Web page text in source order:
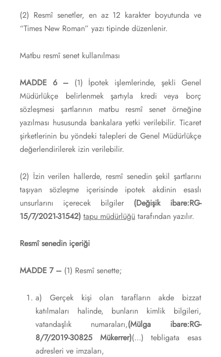
(2) Resmî senetler, en az 12 karakter boyutunda ve
“Times New Roman” yazı tipinde düzenlenir.
Matbu resmî senet kullanılması
MADDE 6 – (1) İpotek işlemlerinde, şekli Genel
Müdürlükçe belirlenmek şartıyla kredi veya borç
sözleşmesi şartlarının matbu resmî senet örneğine
yazılması hususunda bankalara yetki verilebilir. Ticaret
şirketlerinin bu yöndeki talepleri de Genel Müdürlükçe
değerlendirilerek izin verilebilir.
(2) İzin verilen hallerde, resmî senedin şekil şartlarını
taşıyan sözleşme içerisinde ipotek akdinin esaslı
unsurlarını içerecek bilgiler (Değişik ibare:RG-
15/7/2021-31542) tapu müdürlüğü tarafından yazılır.
Resmî senedin içeriği
MADDE 7 – (1) Resmî senette;
a) Gerçek kişi olan tarafların akde bizzat
katılmaları halinde, bunların kimlik bilgileri,
vatandaşlık numaraları,(Mülga ibare:RG-
8/7/2019-30825 Mükerrer)(…) tebligata esas
adresleri ve imzaları,